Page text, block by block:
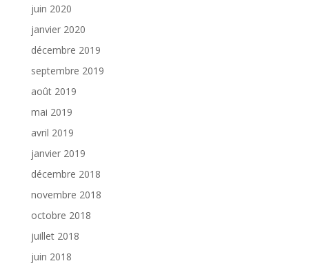
juin 2020
janvier 2020
décembre 2019
septembre 2019
août 2019
mai 2019
avril 2019
janvier 2019
décembre 2018
novembre 2018
octobre 2018
juillet 2018
juin 2018